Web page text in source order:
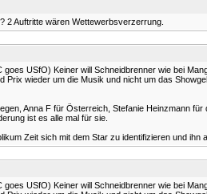
2 Auftritte wären Wettewerbsverzerrung.
USfO) Keiner will Schneidbrenner wie bei
wieder um die Musik und nicht um das
Anna F für Österreich, Stefanie Heinzmann
ist es alle mal für sie.
Zeit sich mit dem Star zu identifizieren und
USfO) Keiner will Schneidbrenner wie bei